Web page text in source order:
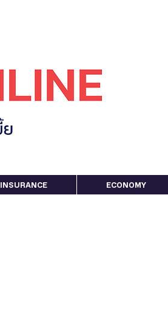
INSURANCE ECONOMY